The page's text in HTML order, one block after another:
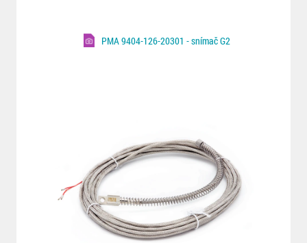
PMA 9404-126-20301 - snímač G2